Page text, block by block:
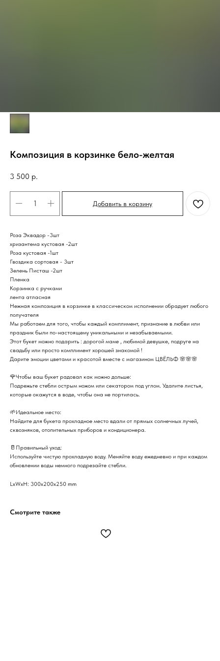
Композиция в корзинке бело-желтая
3 500 р.
Добавить в корзину
Роза Эквадор -3шт
хризантема кустовая -2шт
Роза кустовая -1шт
Гвоздика сортовая - 3шт
Зелень Писташ -2шт
Пленка
Корзинка с ручками
лента атласная
Нежная композиция в корзинке в классическом исполнении обрадует любого
получателя
Мы работаем для того, чтобы каждый комплимент, признание в любви или
праздник были по-настоящему уникальными и незабываемыми.
Этот букет можно подарить : дорогой маме , любимой девушке, подруге на
свадьбу или просто комплимент хорошей знакомой !
Дарите эмоции цветами и красотой вместе с магазином ЦВЁЛЬФ 🌸🌸🌸
🌹Чтобы ваш букет радовал как можно дольше:
Подрежьте стебли острым ножом или секатором под углом. Удалите листья,
которые окажутся в воде, чтобы она не портилась.
🌱Идеальное место:
Найдите для букета прохладное место вдали от прямых солнечных лучей,
сквозняков, отопительных приборов и кондиционера.
🥛Правильный уход:
Используйте чистую прохладную воду. Меняйте воду ежедневно и при каждом
обновлении воды немного подрезайте стебли.
LxWxH: 300x200x250 mm
Смотрите также